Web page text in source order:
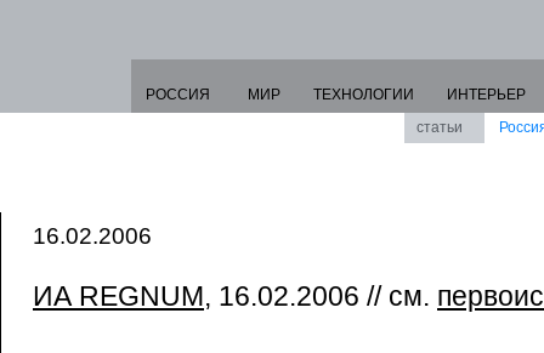
РОССИЯ МИР ТЕХНОЛОГИИ
ИНТЕРЬЕР
статьи
16.02.2006
ИА REGNUM, 16.02.2006 // см.